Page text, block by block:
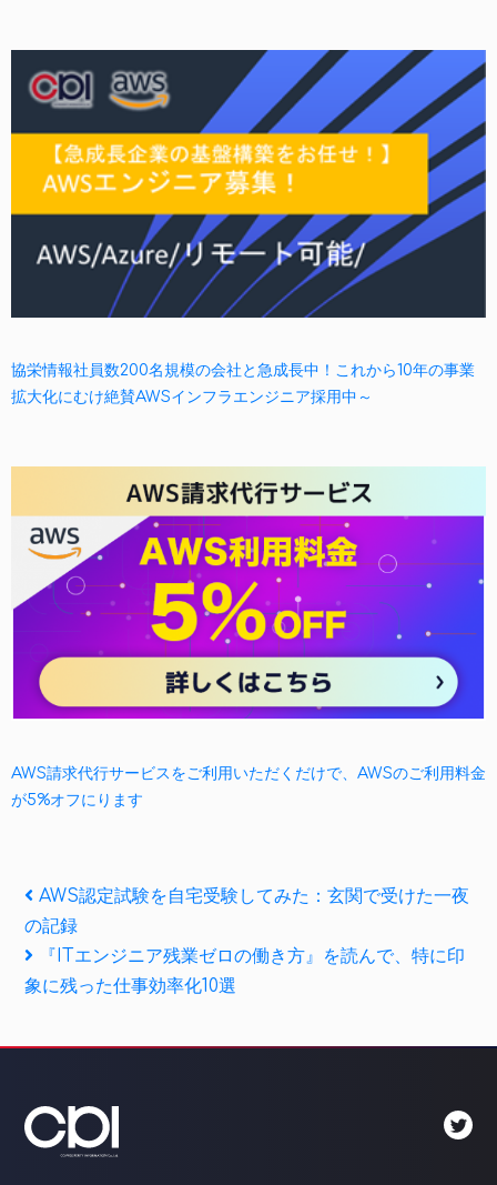
協栄情報社員数200名規模の会社と急成長中！これから10年の事業
拡大化にむけ絶賛AWSインフラエンジニア採用中～
AWS請求代行サービスをご利用いただくだけで、AWSのご利用料金
が5%オフにります
投
稿
ナ
ー
シ
Previous
Post
AWS認定試験を自宅受験してみた：玄関で受けた一夜
の記録
Next
Post
『ITエンジニア残業ゼロの働き方』を読んで、特に印
象に残った仕事効率化10選